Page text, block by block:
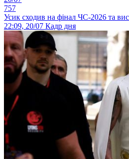
757
Усик сходив на фінал ЧС-2026 та
22:09, 20/07 Кадр дня